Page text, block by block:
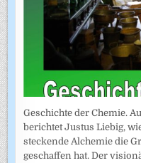
Geschichte der Chemie.
berichtet Justus Liebig,
steckende Alchemie die
geschaffen hat. Der